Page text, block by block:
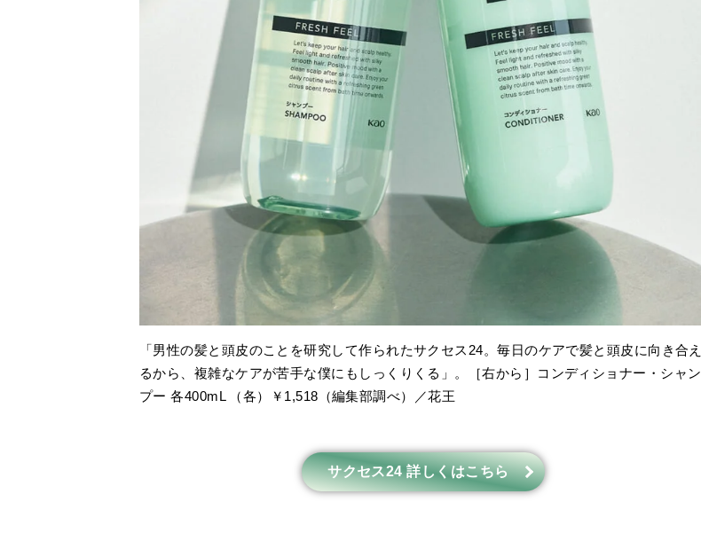
「男性の髪と頭皮のことを研究して作られたサクセス24。毎日のケアで髪と頭皮に向き合え
るから、複雑なケアが苦手な僕にもしっくりくる」。［右から］コンディショナー・シャン
プー 各400mL （各）￥1,518（編集部調べ）／花王
サクセス24 詳しくはこちら